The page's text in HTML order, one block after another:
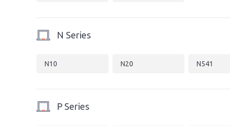
N Series
N10 N20 N541
P Series